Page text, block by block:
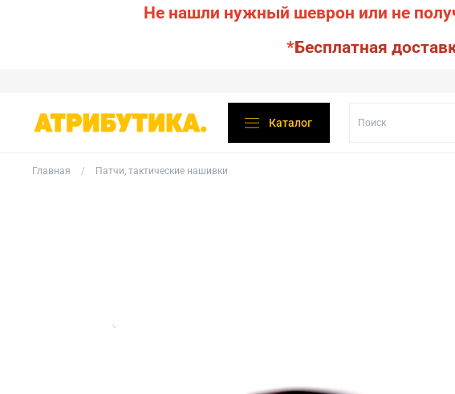
Не нашли нужный шеврон или не
*Бесплатная
Каталог
Главная Патчи, тактические нашивки